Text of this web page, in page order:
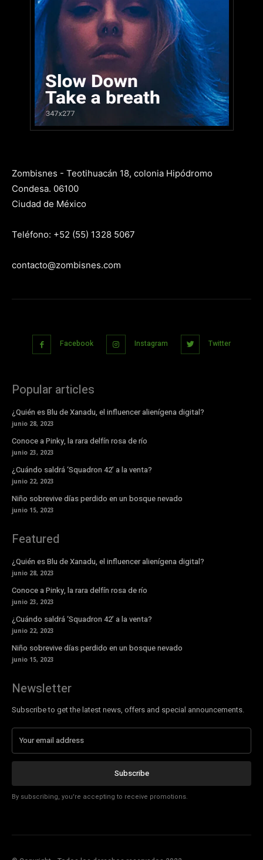
Zombisnes - Teotihuacán 18, colonia Hipódromo
Condesa. 06100
Ciudad de México
Teléfono: +52 (55) 1328 5067
contacto@zombisnes.com
Facebook Instagram Twitter
Popular articles
¿Quién es Blu de Xanadu, el influencer alienígena digital?
junio 28, 2023
Conoce a Pinky, la rara delfín rosa de río
junio 23, 2023
¿Cuándo saldrá ‘Squadron 42’ a la venta?
junio 22, 2023
Niño sobrevive días perdido en un bosque nevado
junio 15, 2023
Featured
¿Quién es Blu de Xanadu, el influencer alienígena digital?
junio 28, 2023
Conoce a Pinky, la rara delfín rosa de río
junio 23, 2023
¿Cuándo saldrá ‘Squadron 42’ a la venta?
junio 22, 2023
Niño sobrevive días perdido en un bosque nevado
junio 15, 2023
Newsletter
Subscribe to get the latest news, offers and special announcements.
Subscribe
By subscribing, you're accepting to receive promotions.